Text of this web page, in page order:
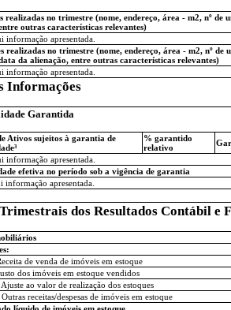
realizadas no trimestre (nome, endereço, área - m2, nº de
outras características relevantes)
informação apresentada.
realizadas no trimestre (nome, endereço, área - m2, nº de
da alienação, entre outras características relevantes)
informação apresentada.
Informações
Garantida
Ativos sujeitos à garantia de
% garantido
relativo
informação apresentada.
efetiva no período sob a vigência de garantia
informação apresentada.
dos Resultados Contábil e
de venda de imóveis em estoque
dos imóveis em estoque vendidos
ao valor de realização dos estoques
receitas/despesas de imóveis em estoque